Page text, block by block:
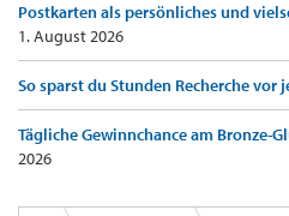
Postkarten als persönliches und
1. August 2026
So sparst du Stunden Recherche vor
Tägliche Gewinnchance am Bronze-
2026